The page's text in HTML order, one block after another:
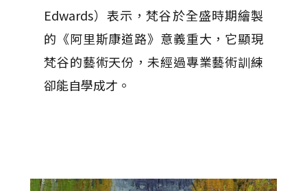
Edwards）表示，梵谷於全盛時期繪製
的《阿里斯康道路》意義重大，它顯現
梵谷的藝術天份，未經過專業藝術訓練
卻能自學成才。